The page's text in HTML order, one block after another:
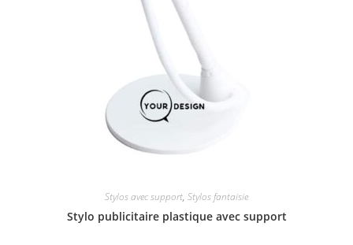
Stylos avec support, Stylos fantaisie
Stylo publicitaire plastique avec support